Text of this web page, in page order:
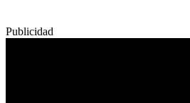
Publicidad